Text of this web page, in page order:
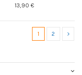
13,90 €
1 2